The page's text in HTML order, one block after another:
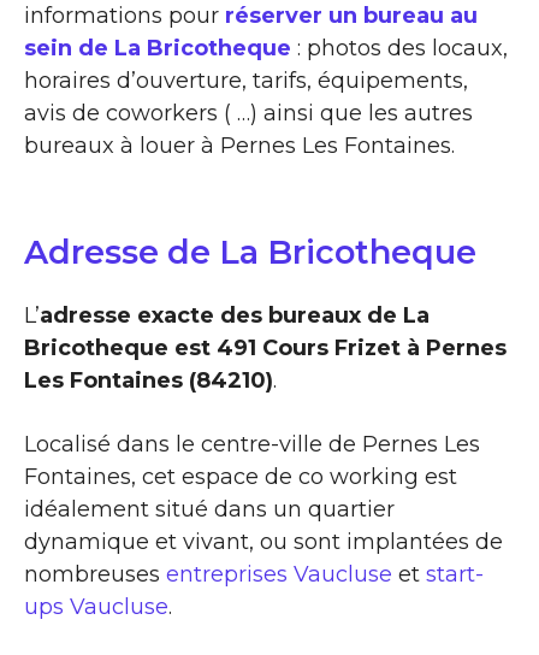
informations pour réserver un bureau au
sein de La Bricotheque : photos des locaux,
horaires d’ouverture, tarifs, équipements,
avis de coworkers ( …) ainsi que les autres
bureaux à louer à Pernes Les Fontaines.
Adresse de La Bricotheque
L’adresse exacte des bureaux de La
Bricotheque est 491 Cours Frizet à Pernes
Les Fontaines (84210).
Localisé dans le centre-ville de Pernes Les
Fontaines, cet espace de co working est
idéalement situé dans un quartier
dynamique et vivant, ou sont implantées de
nombreuses entreprises Vaucluse et start-
ups Vaucluse.